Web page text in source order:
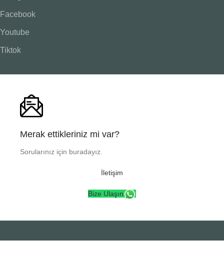
Facebook
Youtube
Tiktok
Merak ettikleriniz mi var?
Sorularınız için buradayız.
İletişim
Bize Ulaşın